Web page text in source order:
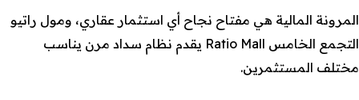
المرونة المالية هي مفتاح نجاح أي استثمار عقاري، ومول راتيو
التجمع الخامس Ratio Mall يقدم نظام سداد مرن يناسب
مختلف المستثمرين.